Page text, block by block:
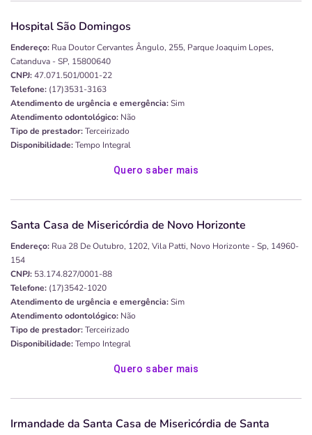
Hospital São Domingos
Endereço: Rua Doutor Cervantes Ângulo, 255, Parque Joaquim Lopes,
Catanduva - SP, 15800640
CNPJ:47.071.501/0001-22
Telefone: (17)3531-3163
Atendimento de urgência e emergência:Sim
Atendimento odontológico: Não
Tipo de prestador:Terceirizado
Disponibilidade:Tempo Integral
Quero saber mais
Santa Casa de Misericórdia de Novo Horizonte
Endereço: Rua 28 De Outubro, 1202, Vila Patti, Novo Horizonte - Sp, 14960-
154
CNPJ: 53.174.827/0001-88
Telefone: (17)3542-1020
Atendimento de urgência e emergência:Sim
Atendimento odontológico: Não
Tipo de prestador:Terceirizado
Disponibilidade:Tempo Integral
Quero saber mais
Irmandade da Santa Casa de Misericórdia de Santa